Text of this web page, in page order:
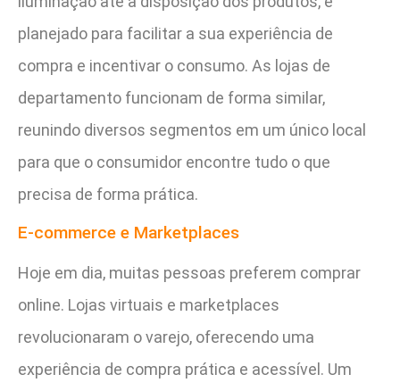
planejado para facilitar a sua experiência de
compra e incentivar o consumo. As lojas de
departamento funcionam de forma similar,
reunindo diversos segmentos em um único local
para que o consumidor encontre tudo o que
precisa de forma prática.
E-commerce e Marketplaces
Hoje em dia, muitas pessoas preferem comprar
online. Lojas virtuais e marketplaces
revolucionaram o varejo, oferecendo uma
experiência de compra prática e acessível. Um